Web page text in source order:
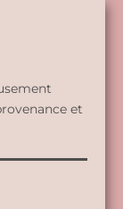
et